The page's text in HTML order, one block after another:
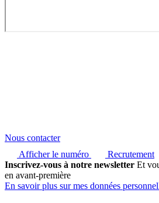
Nous contacter
Afficher le numéro
Recrutement
Inscrivez-vous à notre newsletter Et
en avant-première
En savoir plus sur mes données